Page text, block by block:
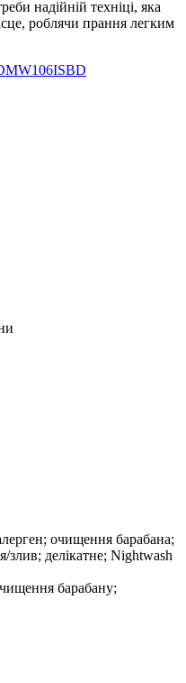
надійній техніці, яка
роблячи прання легким
очищення барабана;
делікатне; Nightwash
барабану;